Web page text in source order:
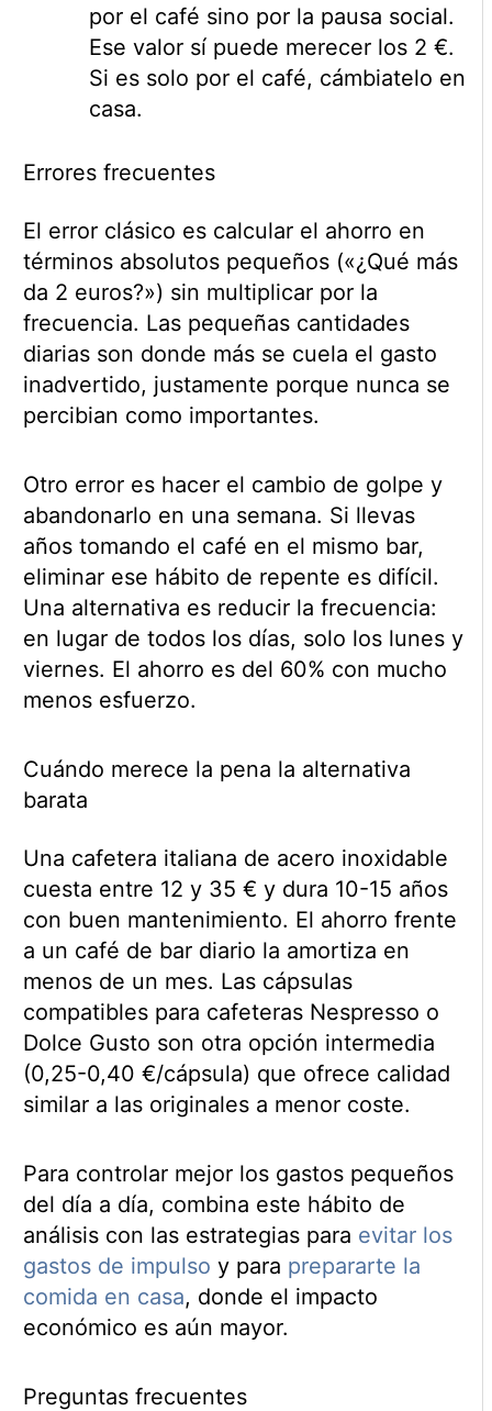
por el café sino por la pausa social.
Ese valor sí puede merecer los 2 €.
Si es solo por el café, cámbiatelo en
casa.
Errores frecuentes
El error clásico es calcular el ahorro en
términos absolutos pequeños («¿Qué más
da 2 euros?») sin multiplicar por la
frecuencia. Las pequeñas cantidades
diarias son donde más se cuela el gasto
inadvertido, justamente porque nunca se
percibian como importantes.
Otro error es hacer el cambio de golpe y
abandonarlo en una semana. Si llevas
años tomando el café en el mismo bar,
eliminar ese hábito de repente es difícil.
Una alternativa es reducir la frecuencia:
en lugar de todos los días, solo los lunes y
viernes. El ahorro es del 60% con mucho
menos esfuerzo.
Cuándo merece la pena la alternativa
barata
Una cafetera italiana de acero inoxidable
cuesta entre 12 y 35 € y dura 10-15 años
con buen mantenimiento. El ahorro frente
a un café de bar diario la amortiza en
menos de un mes. Las cápsulas
compatibles para cafeteras Nespresso o
Dolce Gusto son otra opción intermedia
(0,25-0,40 €/cápsula) que ofrece calidad
similar a las originales a menor coste.
Para controlar mejor los gastos pequeños
del día a día, combina este hábito de
análisis con las estrategias para evitar los
gastos de impulso y para prepararte la
comida en casa, donde el impacto
económico es aún mayor.
Preguntas frecuentes